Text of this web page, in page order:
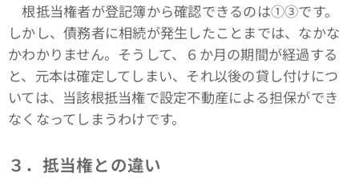
根抵当権者が登記簿から確認できるのは①③です。
しかし、債務者に相続が発生したことまでは、なかな
かわかりません。そうして、６か月の期間が経過する
と、元本は確定してしまい、それ以後の貸し付けにつ
いては、当該根抵当権で設定不動産による担保ができ
なくなってしまうわけです。
３．抵当権との違い